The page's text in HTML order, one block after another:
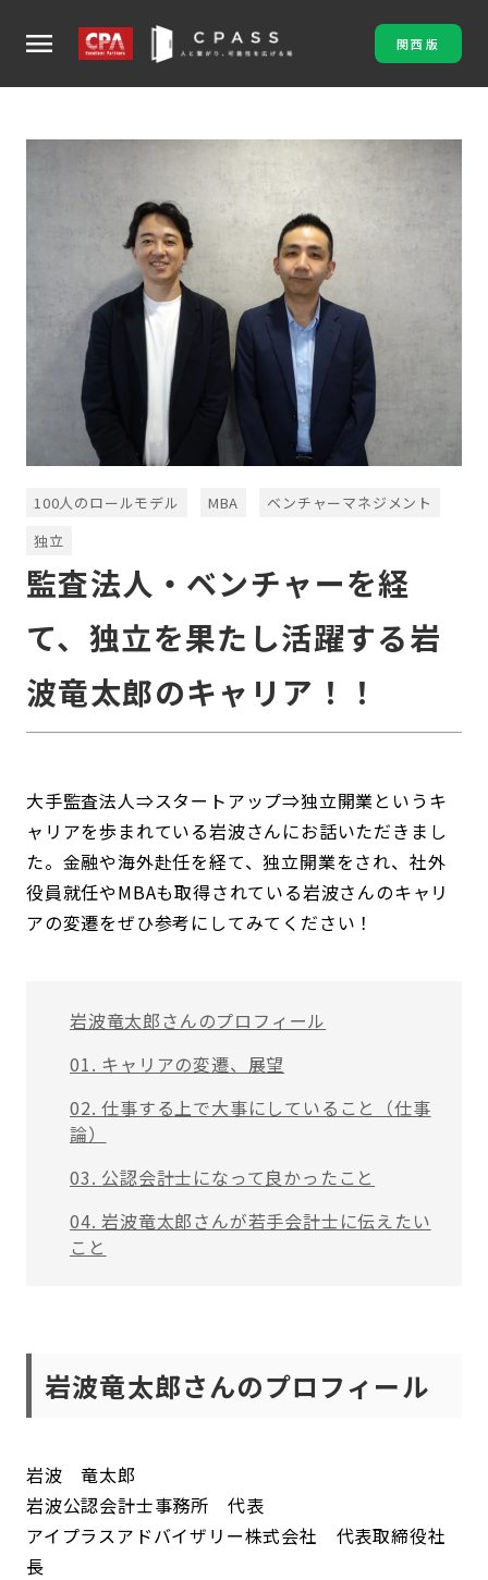
menu 関西版
100人のロールモデル MBA
ベンチャーマネジメント
独立
監査法人・ベンチャーを経
て、独立を果たし活躍する岩
波竜太郎のキャリア！！
大手監査法人⇒スタートアップ⇒独立開業というキ
ャリアを歩まれている岩波さんにお話いただきまし
た。金融や海外赴任を経て、独立開業をされ、社外
役員就任やMBAも取得されている岩波さんのキャリ
アの変遷をぜひ参考にしてみてください！
岩波竜太郎さんのプロフィール
01. キャリアの変遷、展望
02. 仕事する上で大事にしていること（仕事
論）
03. 公認会計士になって良かったこと
04. 岩波竜太郎さんが若手会計士に伝えたい
こと
岩波竜太郎さんのプロフィール
岩波 竜太郎
岩波公認会計士事務所 代表
アイプラスアドバイザリー株式会社 代表取締役社
長